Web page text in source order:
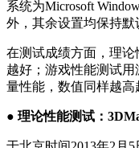
系统为Microsoft
外，其余设置均保持默
在测试成绩方面，理
越好；游戏性能测试用
量性能，数值同样越高
● 理论性能测试：